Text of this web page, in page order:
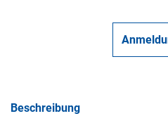
Beschreibung